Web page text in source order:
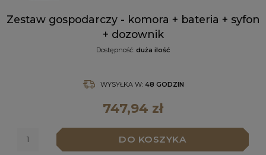
Zestaw gospodarczy - komora + bateria + syfon
+ dozownik
Dostępność: duża ilość
WYSYŁKA W: 48 GODZIN
747,94 zł
DO KOSZYKA